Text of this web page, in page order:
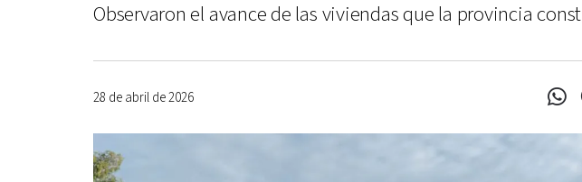
Observaron el avance de las viviendas que la provincia
28 de abril de 2026